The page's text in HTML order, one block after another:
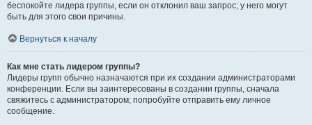
беспокойте лидера группы, если он отклонил ваш запрос; у него могут
быть для этого свои причины.
Вернуться к началу
Как мне стать лидером группы?
Лидеры групп обычно назначаются при их создании администраторами
конференции. Если вы заинтересованы в создании группы, сначала
свяжитесь с администратором; попробуйте отправить ему личное
сообщение.